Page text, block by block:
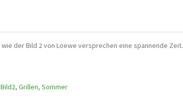
der Bild 2 von Loewe versprechen eine spannende Zeit.
Bild2,Grillen,Sommer